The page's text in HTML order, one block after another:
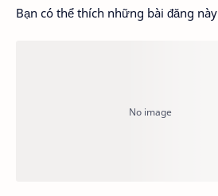
Bạn có thể thích những bài đăng này